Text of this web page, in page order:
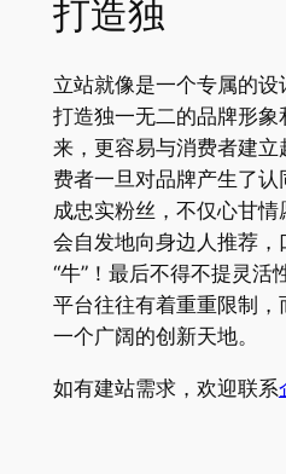
打造独
立站就像是一个专属的
打造独一无二的品牌形
来，更容易与消费者建
费者一旦对品牌产生了
成忠实粉丝，不仅心甘
会自发地向身边人推荐
“牛”！最后不得不提灵活
平台往往有着重重限制
一个广阔的创新天地。
如有建站需求，欢迎联系